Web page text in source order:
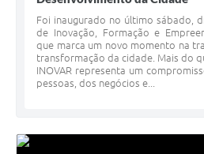
Foi inaugurado no último sábado,
de Inovação, Formação e
que marca um novo momento na
transformação da cidade. Mais do
INOVAR representa um
pessoas, dos negócios e...